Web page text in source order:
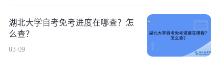
湖北大学自考免考进度在哪查？怎
么查？
03-09